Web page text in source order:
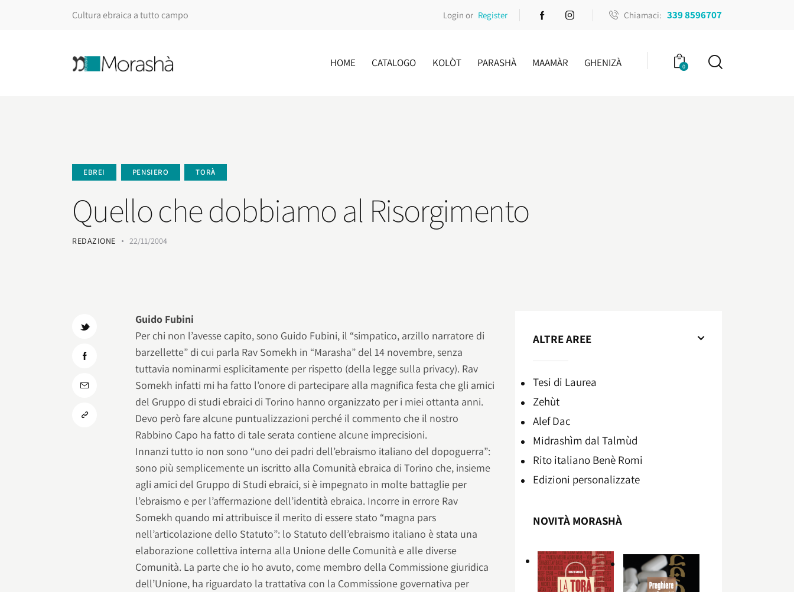
Cultura ebraica a tutto campo Login or Register Chiamaci: 339 8596707
HOME CATALOGO KOLÒT PARASHÀ MAAMÀR GHENIZÀ 0
EBREI PENSIERO TORÀ
Quello che dobbiamo al Risorgimento
REDAZIONE 22/11/2004
Guido Fubini
Per chi non l’avesse capito, sono Guido Fubini, il “simpatico, arzillo narratore di
barzellette” di cui parla Rav Somekh in “Marasha” del 14 novembre, senza
tuttavia nominarmi esplicitamente per rispetto (della legge sulla privacy). Rav
Somekh infatti mi ha fatto l’onore di partecipare alla magnifica festa che gli amici
del Gruppo di studi ebraici di Torino hanno organizzato per i miei ottanta anni.
Devo però fare alcune puntualizzazioni perché il commento che il nostro
Rabbino Capo ha fatto di tale serata contiene alcune imprecisioni.
Innanzi tutto io non sono “uno dei padri dell’ebraismo italiano del dopoguerra”:
sono più semplicemente un iscritto alla Comunità ebraica di Torino che, insieme
agli amici del Gruppo di Studi ebraici, si è impegnato in molte battaglie per
l’ebraismo e per l’affermazione dell’identità ebraica. Incorre in errore Rav
Somekh quando mi attribuisce il merito di essere stato “magna pars
nell’articolazione dello Statuto”: lo Statuto dell’ebraismo italiano è stata una
elaborazione collettiva interna alla Unione delle Comunità e alle diverse
Comunità. La parte che io ho avuto, come membro della Commissione giuridica
dell’Unione, ha riguardato la trattativa con la Commissione governativa per
ALTRE AREE
Tesi di Laurea
Zehùt
Alef Dac
Midrashìm dal Talmùd
Rito italiano Benè Romi​
Edizioni personalizzate
NOVITÀ MORASHÀ